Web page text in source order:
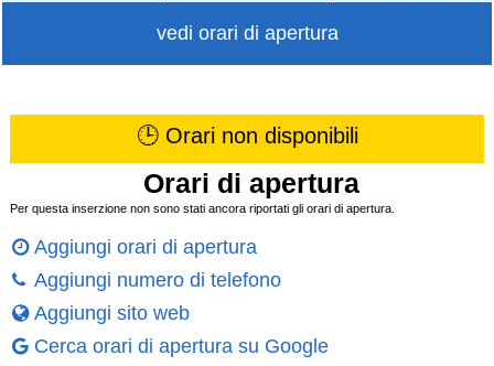
vedi orari di apertura
🕒 Orari non disponibili
Orari di apertura
Per questa inserzione non sono stati ancora riportati gli orari di apertura.
Aggiungi orari di apertura
Aggiungi numero di telefono
Aggiungi sito web
Cerca orari di apertura su Google